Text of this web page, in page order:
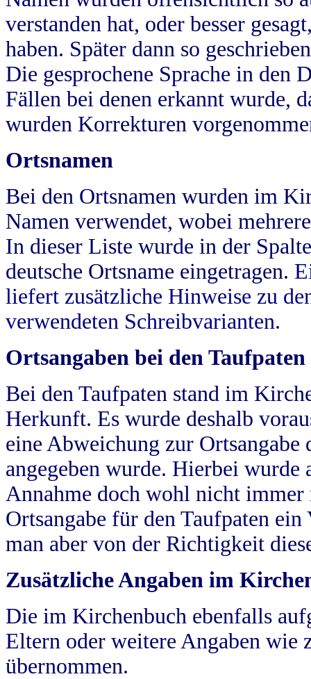
verstanden hat, oder besser
haben. Später dann so
Die gesprochene Sprache in
Fällen bei denen erkannt wurde,
wurden Korrekturen
Ortsnamen
Bei den Ortsnamen wurden im
Namen verwendet, wobei
In dieser Liste wurde in der
deutsche Ortsname eingetragen.
liefert zusätzliche Hinweise zu
verwendeten Schreibvarianten.
Ortsangaben bei den Taufpaten
Bei den Taufpaten stand im
Herkunft. Es wurde deshalb
eine Abweichung zur
angegeben wurde. Hierbei wurde
Annahme doch wohl nicht
Ortsangabe für den Taufpaten
man aber von der Richtigkeit
Zusätzliche Angaben im
Die im Kirchenbuch ebenfalls
Eltern oder weitere Angaben wie
übernommen.